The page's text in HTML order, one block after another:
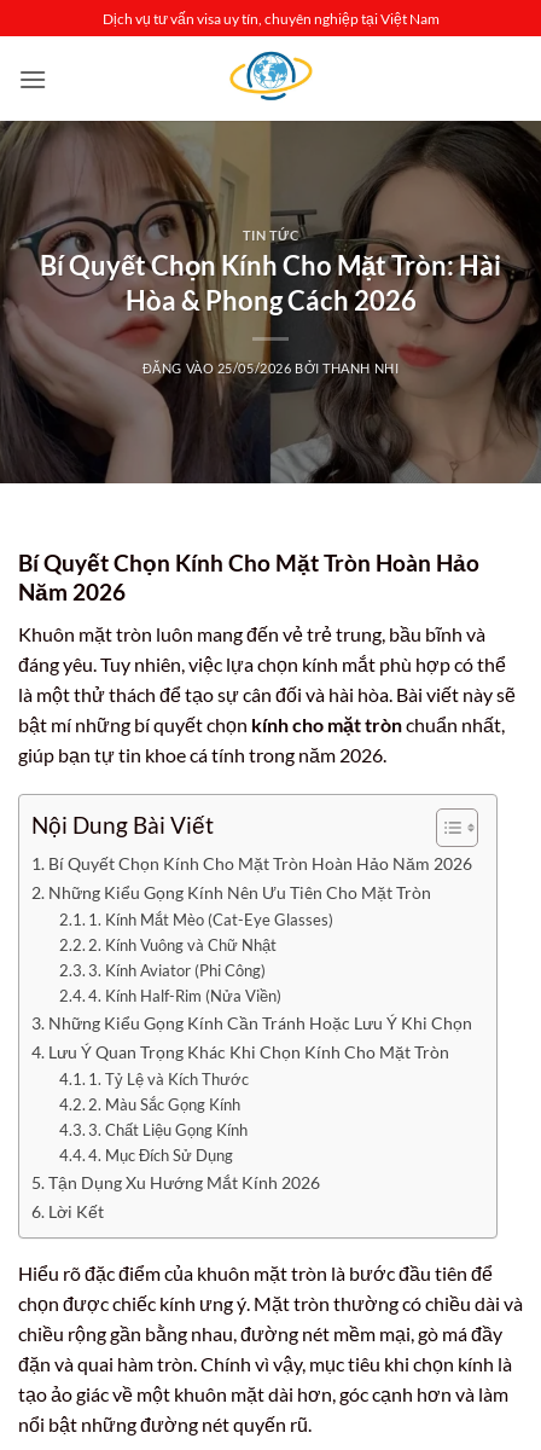
qua
nội
Dịch vụ tư vấn visa uy tín, chuyên nghiệp tại Việt Nam
TIN TỨC
Bí Quyết Chọn Kính Cho Mặt Tròn: Hài
Hòa & Phong Cách 2026
ĐĂNG VÀO 25/05/2026 BỞITHANH NHI
Bí Quyết Chọn Kính Cho Mặt Tròn Hoàn Hảo
Năm 2026
Khuôn mặt tròn luôn mang đến vẻ trẻ trung, bầu bĩnh và
đáng yêu. Tuy nhiên, việc lựa chọn kính mắt phù hợp có thể
là một thử thách để tạo sự cân đối và hài hòa. Bài viết này sẽ
bật mí những bí quyết chọn kính cho mặt trònchuẩn nhất,
giúp bạn tự tin khoe cá tính trong năm 2026.
Nội Dung Bài Viết
Bí Quyết Chọn Kính Cho Mặt Tròn Hoàn Hảo Năm 2026
Những Kiểu Gọng Kính Nên Ưu Tiên Cho Mặt Tròn
1. Kính Mắt Mèo (Cat-Eye Glasses)
2. Kính Vuông và Chữ Nhật
3. Kính Aviator (Phi Công)
4. Kính Half-Rim (Nửa Viền)
Những Kiểu Gọng Kính Cần Tránh Hoặc Lưu Ý Khi Chọn
Lưu Ý Quan Trọng Khác Khi Chọn Kính Cho Mặt Tròn
1. Tỷ Lệ và Kích Thước
2. Màu Sắc Gọng Kính
3. Chất Liệu Gọng Kính
4. Mục Đích Sử Dụng
Tận Dụng Xu Hướng Mắt Kính 2026
Lời Kết
Hiểu rõ đặc điểm của khuôn mặt tròn là bước đầu tiên để
chọn được chiếc kính ưng ý. Mặt tròn thường có chiều dài và
chiều rộng gần bằng nhau, đường nét mềm mại, gò má đầy
đặn và quai hàm tròn. Chính vì vậy, mục tiêu khi chọn kính là
tạo ảo giác về một khuôn mặt dài hơn, góc cạnh hơn và làm
nổi bật những đường nét quyến rũ.